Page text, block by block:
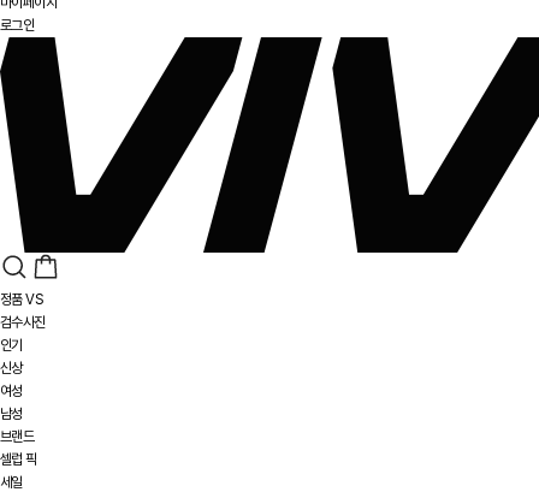
로그인
정품 VS
검수사진
인기
신상
여성
남성
브랜드
셀럽 픽
세일